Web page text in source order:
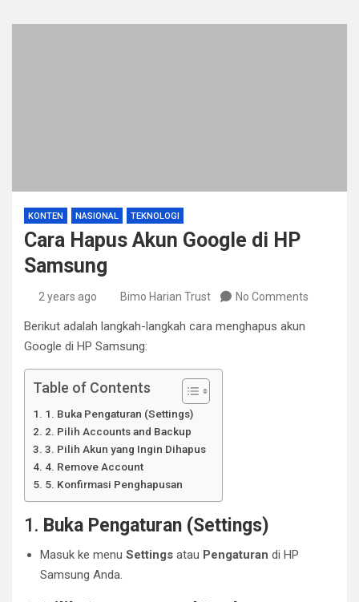
KONTEN NASIONAL TEKNOLOGI
Cara Hapus Akun Google di HP
Samsung
2 years ago Bimo Harian Trust No Comments
Berikut adalah langkah-langkah cara menghapus akun
Google di HP Samsung:
Table of Contents
1. Buka Pengaturan (Settings)
2. Pilih Accounts and Backup
3. Pilih Akun yang Ingin Dihapus
4. Remove Account
5. Konfirmasi Penghapusan
1. Buka Pengaturan (Settings)
Masuk ke menu Settings atau Pengaturan di HP
Samsung Anda.